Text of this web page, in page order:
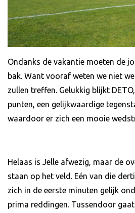
Ondanks de vakantie moeten de
bak. Want vooraf weten we niet
zullen treffen. Gelukkig blijkt
punten, een gelijkwaardige
waardoor er zich een mooie
Helaas is Jelle afwezig, maar de
staan op het veld. Eén van die
zich in de eerste minuten gelijk
prima reddingen. Tussendoor